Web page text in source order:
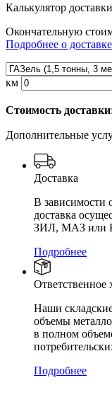
Калькулятор
Окончательную
Подробнее о доставке
км
Стоимость доставки:
Дополнительные
Доставка
В зависимости
доставка
ЗИЛ, МАЗ или
Подробнее
Ответственное
Наши
объемы
в полном
Подробнее